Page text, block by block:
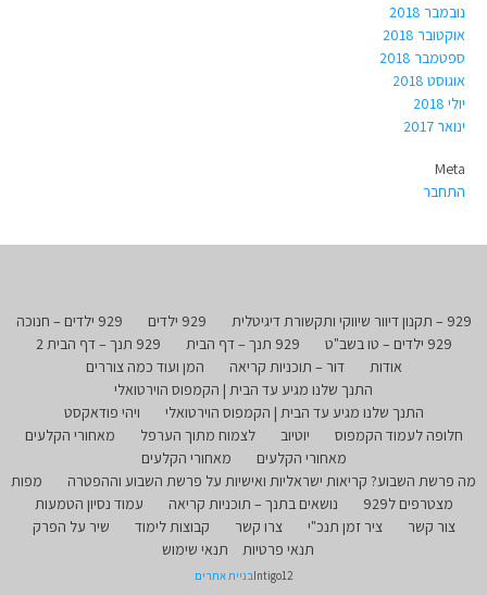
נובמבר 2018
אוקטובר 2018
ספטמבר 2018
אוגוסט 2018
יולי 2018
ינואר 2017
Meta
התחבר
929 – תקנון דיוור שיווקי ותקשורת דיגיטלית 929 ילדים
929 ילדים – חנוכה
929 ילדים – טו בשב"ט
929 תנך – דף הבית
929 תנך – דף הבית 2
אודות
דור – תוכניות קריאה
המן ועוד כמה צוררים
התנך שלנו מגיע עד הבית | הקמפוס הוירטואלי
התנך שלנו מגיע עד הבית | הקמפוס הוירטואלי
ויהי פודאקסט
חלופה לעמוד הקמפוס
יוטיוב לצמוח מתוך הערפל
מאחורי הקלעים
מאחורי הקלעים
מאחורי הקלעים
מה פרשת השבוע? קריאות ישראליות ואישיות על פרשת השבוע וההפטרה
מפות
מצטרפים ל929
נושאים בתנך – תוכניות קריאה
עמוד נסיון הטמעות
צור קשר
ציר זמן תנכ"י צרו קשר קבוצות לימוד
שיר על הפרק
תנאי פרטיות
תנאי שימוש
Intigo12בניית אתרים